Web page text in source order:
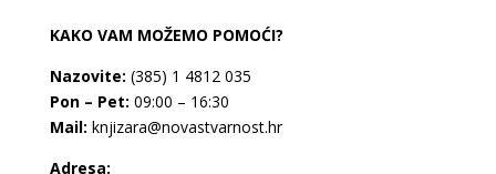
KAKO VAM MOŽEMO POMOĆI?
Nazovite: (385) 1 4812 035
Pon – Pet: 09:00 – 16:30
Mail: knjizara@novastvarnost.hr
Adresa: